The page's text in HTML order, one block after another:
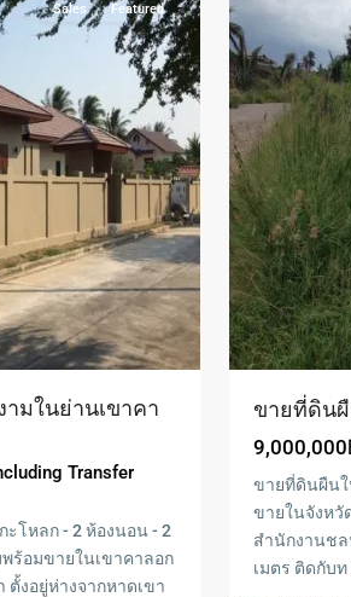
Sales Featured
มในย่านเขาคา
Transfer
โหลก - 2 ห้องนอน - 2
ร้อมขายในเขาคาลอก
งอยู่ห่างจากหาดเขา
ขายที่ดิน
ขายที่ดินผืน
ขายในจังหวั
สำนักงานช
เมตร ติดกับท